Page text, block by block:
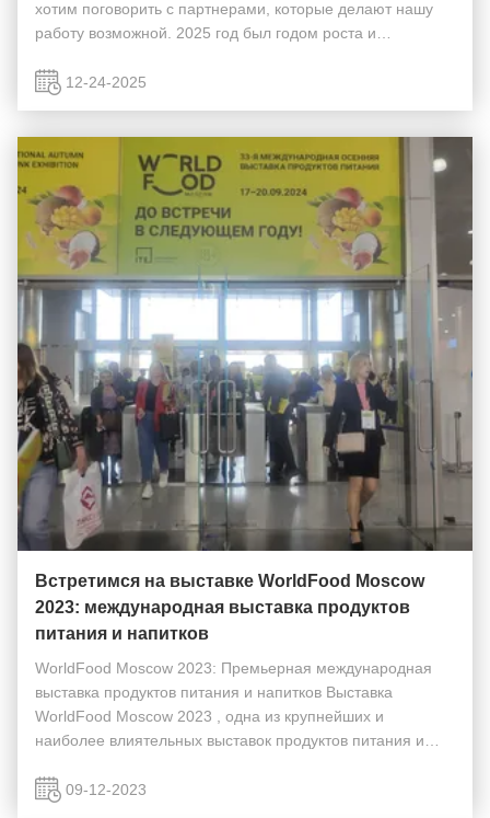
хотим поговорить с партнерами, которые делают нашу
работу возможной. 2025 год был годом роста и
поддерживать ваш бизнес с превосходствомОднако мы
12-24-2025
Встретимся на выставке WorldFood Moscow
2023: международная выставка продуктов
питания и напитков
WorldFood Moscow 2023: Премьерная международная
выставка продуктов питания и напитков Выставка
WorldFood Moscow 2023 , одна из крупнейших и
наиболее влиятельных выставок продуктов питания и
с 19 по 22 сентября 2023 года в Международном
09-12-2023